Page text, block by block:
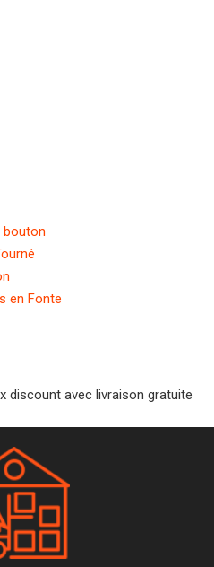
bouton
en Fonte
discount avec livraison gratuite